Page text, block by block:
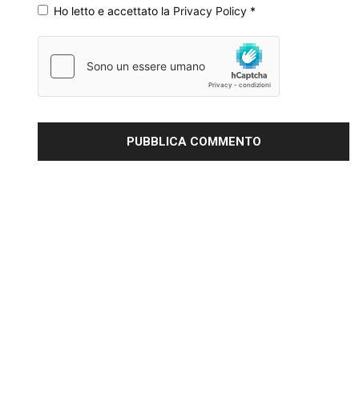
Ho letto e accettato la Privacy Policy *